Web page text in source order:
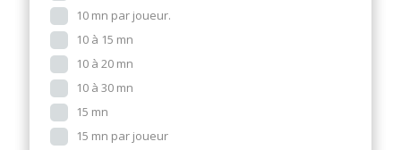
10 mn par joueur.
10 à 15 mn
10 à 20 mn
10 à 30 mn
15 mn
15 mn par joueur